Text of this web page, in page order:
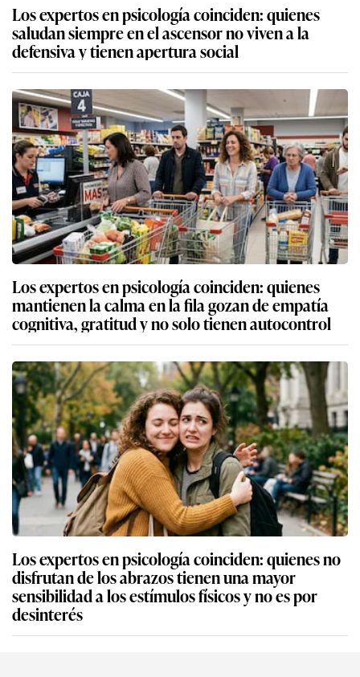
Los expertos en psicología coinciden: quienes
saludan siempre en el ascensor no viven a la
defensiva y tienen apertura social
Los expertos en psicología coinciden: quienes
mantienen la calma en la fila gozan de empatía
cognitiva, gratitud y no solo tienen autocontrol
Los expertos en psicología coinciden: quienes no
disfrutan de los abrazos tienen una mayor
sensibilidad a los estímulos físicos y no es por
desinterés